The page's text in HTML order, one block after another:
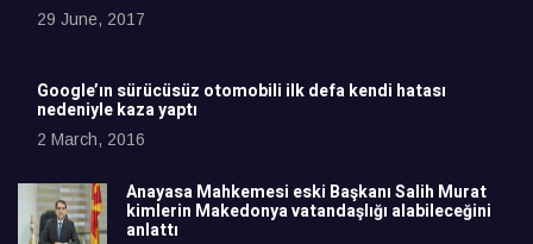
29 June, 2017
Google’ın sürücüsüz otomobili ilk defa kendi hatası
nedeniyle kaza yaptı
2 March, 2016
Anayasa Mahkemesi eski Başkanı Salih Murat
kimlerin Makedonya vatandaşlığı alabileceğini
anlattı